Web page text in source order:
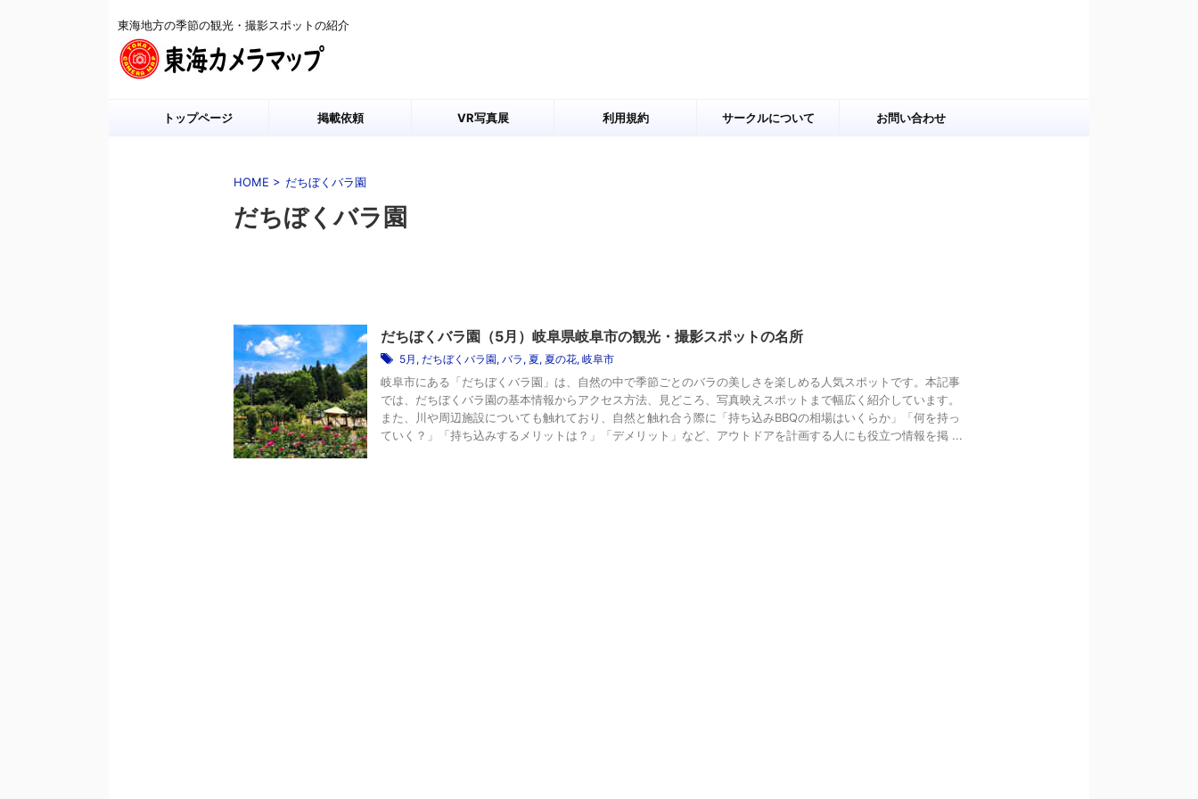
東海地方の季節の観光・撮影スポットの紹介
トップページ 掲載依頼 VR写真展 利用規約 サークルについて お問い合わせ
HOME > だちぼくバラ園
だちぼくバラ園
だちぼくバラ園（5月）岐阜県岐阜市の観光・撮影スポットの名所
5月 , だちぼくバラ園, バラ , 夏, 夏の花, 岐阜市
岐阜市にある「だちぼくバラ園」は、自然の中で季節ごとのバラの美しさを楽しめる人気スポットです。本記事
では、だちぼくバラ園の基本情報からアクセス方法、見どころ、写真映えスポットまで幅広く紹介しています。
また、川や周辺施設についても触れており、自然と触れ合う際に「持ち込みBBQの相場はいくらか」「何を持っ
ていく？」「持ち込みするメリットは？」「デメリット」など、アウトドアを計画する人にも役立つ情報を掲 ...